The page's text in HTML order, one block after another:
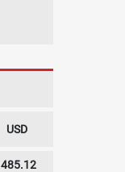
USD
485.12